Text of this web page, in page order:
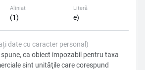
Aliniat
(1)
Literă
e)
date cu caracter personal)
ca obiect impozabil pentru taxa
sint unităţile care corespund